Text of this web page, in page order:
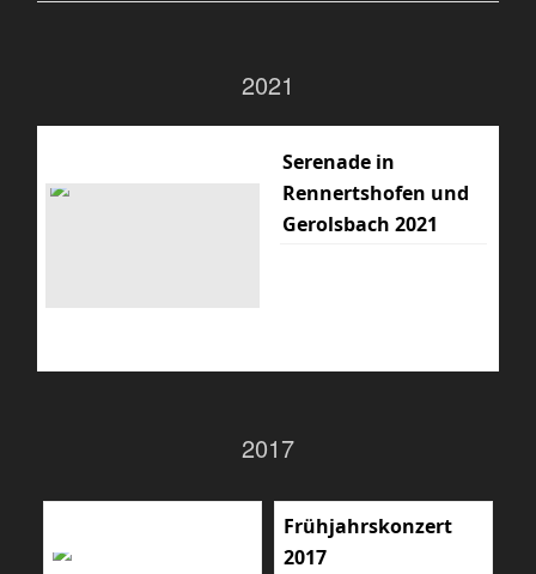
2021
Serenade in
Rennertshofen und
Gerolsbach 2021
2017
Frühjahrskonzert
2017